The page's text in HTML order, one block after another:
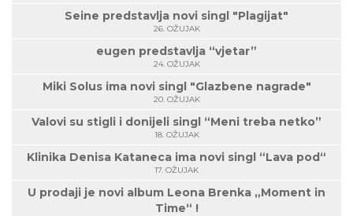
Seine predstavlja novi singl "Plagijat"
26. OŽUJAK
eugen predstavlja “vjetar”
24. OŽUJAK
Miki Solus ima novi singl "Glazbene nagrade"
20. OŽUJAK
Valovi su stigli i donijeli singl “Meni treba netko”
18. OŽUJAK
Klinika Denisa Kataneca ima novi singl “Lava pod“
17. OŽUJAK
U prodaji je novi album Leona Brenka „Moment in
Time“ !